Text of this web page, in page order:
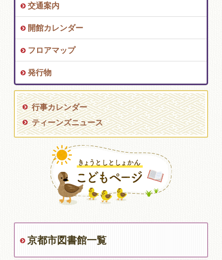
交通案内
開館カレンダー
フロアマップ
発行物
行事カレンダー
ティーンズニュース
京都市図書館一覧